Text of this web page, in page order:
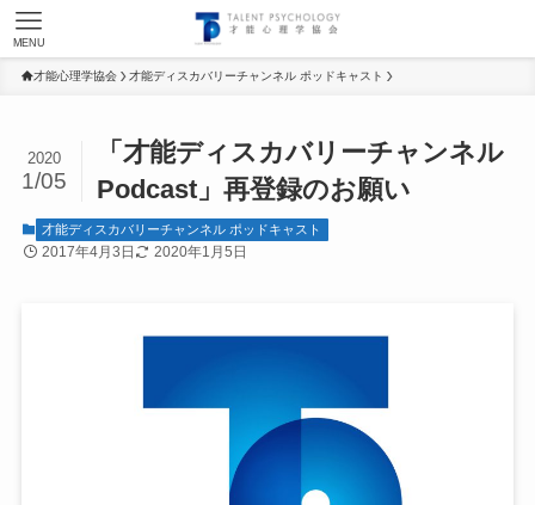
MENU
才能心理学協会 才能ディスカバリーチャンネル ポッドキャスト
「才能ディスカバリーチャンネル
Podcast」再登録のお願い
2020
1/05
才能ディスカバリーチャンネル ポッドキャスト
2017年4月3日 2020年1月5日